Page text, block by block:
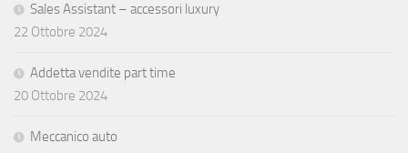
Sales Assistant – accessori luxury
22 Ottobre 2024
Addetta vendite part time
20 Ottobre 2024
Meccanico auto